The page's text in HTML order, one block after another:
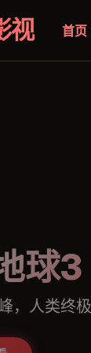
视 首页
球3
，人类终